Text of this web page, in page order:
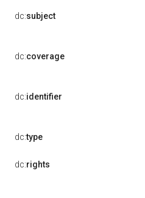
dc:subject
dc:coverage
dc:identifier
dc:type
dc:rights